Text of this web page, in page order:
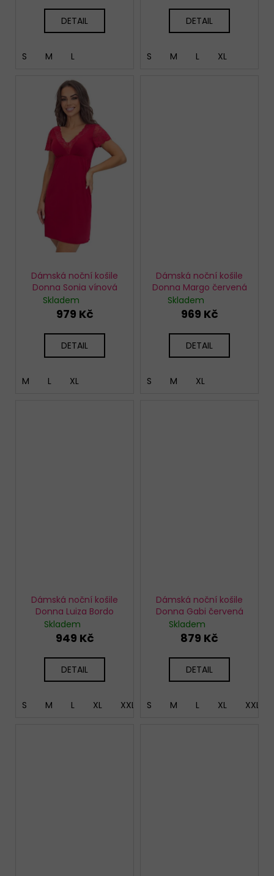
DETAIL
S M L
DETAIL
S M L XL
Dámská noční košile
Donna Sonia vínová
Skladem
979 Kč
DETAIL
M L XL
Dámská noční košile
Donna Margo červená
Skladem
969 Kč
DETAIL
S M XL
Dámská noční košile
Donna Luiza Bordo
Skladem
949 Kč
DETAIL
S M L XL XXL
Dámská noční košile
Donna Gabi červená
Skladem
879 Kč
DETAIL
S M L XL XXL